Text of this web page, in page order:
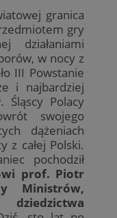
granica
gry
działaniami
w nocy z
III Powstanie
i najbardziej
Śląscy Polacy
swojego
dążeniach
z całej Polski.
pochodził
prof. Piotr
Ministrów,